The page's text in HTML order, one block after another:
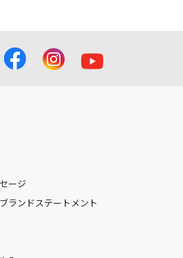
ージ
ランドステートメント